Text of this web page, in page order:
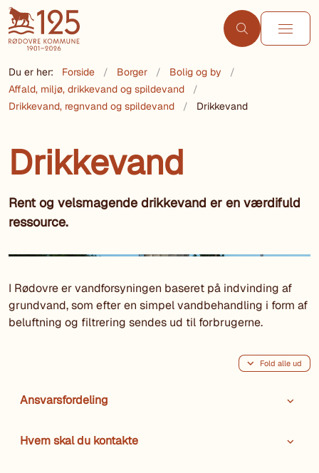
Du er her: Forside Borger
Bolig og by
Affald, miljø, drikkevand og spildevand
Drikkevand, regnvand og spildevand
Drikkevand
Drikkevand
Rent og velsmagende drikkevand er en værdifuld
ressource.
I Rødovre er vandforsyningen baseret på indvinding af
grundvand, som efter en simpel vandbehandling i form af
beluftning og filtrering sendes ud til forbrugerne.
Fold alle ud
Ansvarsfordeling
Hvem skal du kontakte